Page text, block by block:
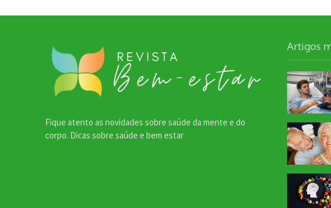
Fique atento as novidades sobre saúde da mente e do
corpo. Dicas sobre saúde e bem estar
Artigos